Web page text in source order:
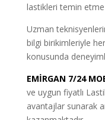
lastikleri temin etme
Uzman
bilgi birikimleriyle
konusunda
EMİRGAN 7/24
ve uygun fiyatlı
avantajlar sunarak